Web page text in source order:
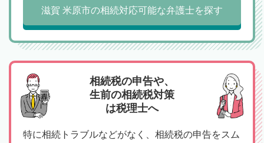
滋賀 米原市の相続対応可能な弁護士を探す
相続税の申告や、
生前の相続税対策
は税理士へ
特に相続トラブルなどがなく、相続税の申告をスム